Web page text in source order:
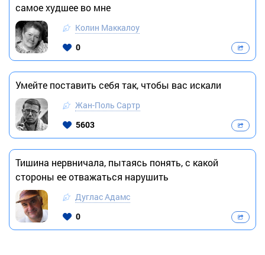
самое худшее во мне
Колин Маккалоу
0
Умейте поставить себя так, чтобы вас искали
Жан-Поль Сартр
5603
Тишина нервничала, пытаясь понять, с какой
стороны ее отважаться нарушить
Дуглас Адамс
0